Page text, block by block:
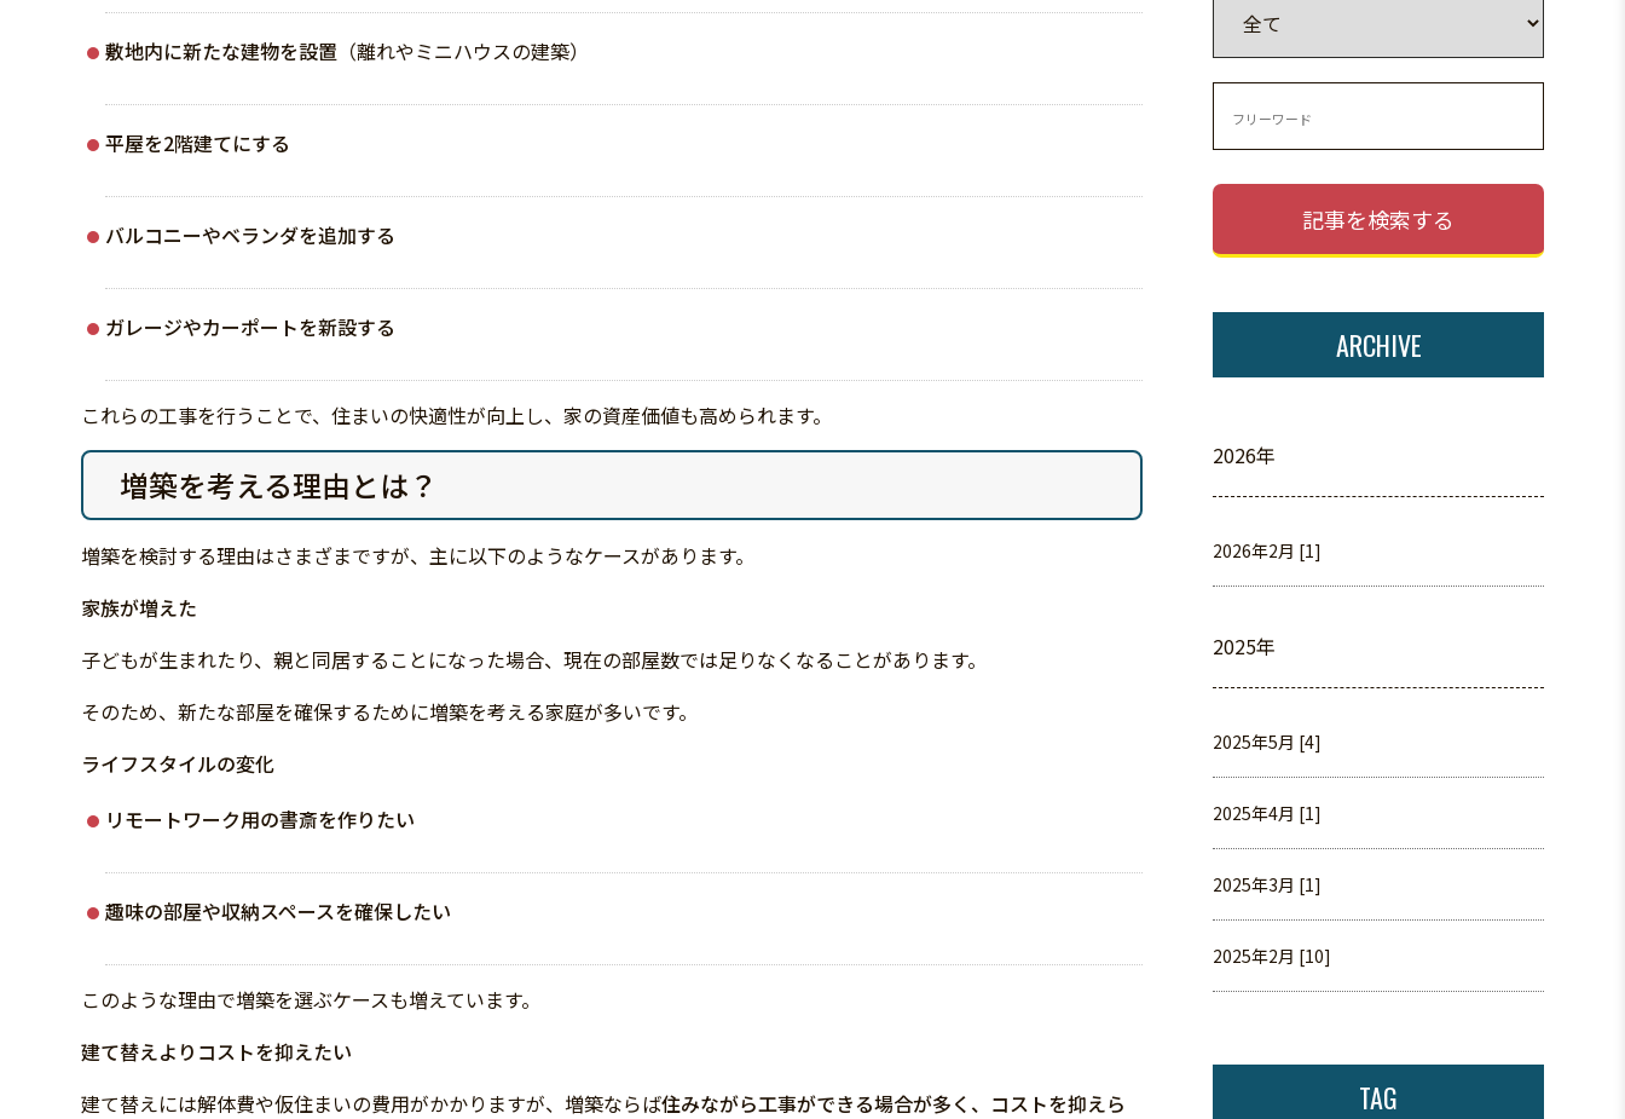
敷地内に新たな建物を設置 （離れやミニハウスの建築）
平屋を2階建てにする
バルコニーやベランダを追加する
ガレージやカーポートを新設する
これらの工事を行うことで、住まいの快適性が向上し、家の資産価値も高められます。
増築を考える理由とは？
増築を検討する理由はさまざまですが、主に以下のようなケースがあります。
家族が増えた
子どもが生まれたり、親と同居することになった場合、現在の部屋数では足りなくなることがあります。
そのため、新たな部屋を確保するために増築を考える家庭が多いです。
ライフスタイルの変化
リモートワーク用の書斎を作りたい
趣味の部屋や収納スペースを確保したい
このような理由で増築を選ぶケースも増えています。
建て替えよりコストを抑えたい
建て替えには解体費や仮住まいの費用がかかりますが、増築ならば住みながら工事ができる場合が多く、コストを抑えら
ARCHIVE
2026年
2026年2月 [1]
2025年
2025年5月 [4]
2025年4月 [1]
2025年3月 [1]
2025年2月 [10]
TAG